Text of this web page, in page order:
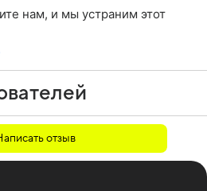
нам, и мы устраним этот
отзыв